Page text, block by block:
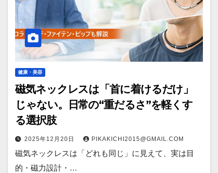
健康・美容
磁気ネックレスは「首に着けるだけ」
じゃない。日常の“重だるさ”を軽くす
る選択肢
2025年12月20日 PIKAKICHI2015@GMAIL.COM
磁気ネックレスは「どれも同じ」に見えて、実は目
的・磁力設計・…